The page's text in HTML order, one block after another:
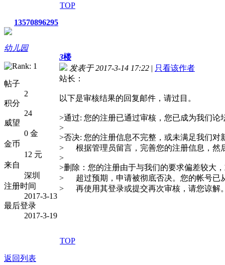
TOP
13570896295
幼儿园
帖子
2
积分
24
威望
0 金
金币
12 元
来自
深圳
注册时间
2017-3-13
最后登录
2017-3-19
3楼
发表于 2017-3-14 17:22 | 只看该作者
站长：
以下是审核结果的回复邮件，请过目。
>通过: 您的注册已通过审核，您已成为我们论
>
>否决: 您的注册信息不完整，或未满足我们对
> 根据管理员留言，完善您的注册信息，然
>
>删除：您的注册由于与我们的要求偏差较大
> 超过预期，申请被彻底否决。您的帐号已
> 再使用其登录或提交再次审核，请您谅解
TOP
返回列表